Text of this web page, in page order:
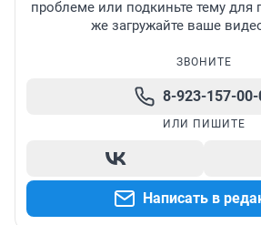
проблеме или подкиньте тему
же загружайте ваше
ЗВОНИТЕ
8-923-157-00-
ИЛИ ПИШИТЕ
Написать в